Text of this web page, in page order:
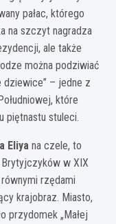
pałac, którego
na szczyt nagradza
ale także
można podziwiać
dziewice” – jedne z
które
piętnastu stuleci.
Eliya na czele, to
w XIX
rzędami
krajobraz. Miasto,
przydomek „Małej